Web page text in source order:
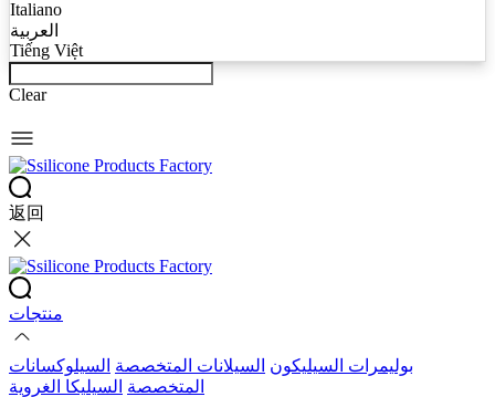
Italiano
العربية
Tiếng Việt
Clear
返回
منتجات
بوليمرات السيليكون السيلانات المتخصصة السيلوكسانات
المتخصصة السيليكا الغروية